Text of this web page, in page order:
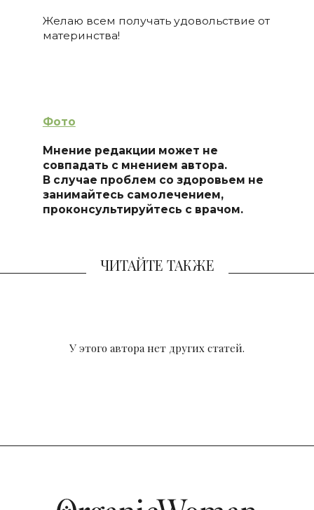
Желаю всем получать удовольствие от
материнства!
Фото
Мнение редакции может не
совпадать с мнением автора.
В случае проблем со здоровьем не
занимайтесь самолечением,
проконсультируйтесь с врачом.
ЧИТАЙТЕ ТАКЖЕ
У этого автора нет других статей.